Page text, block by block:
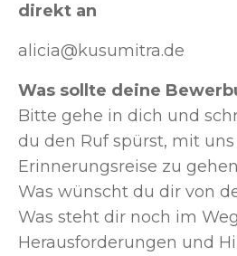
direkt an
alicia@kusumitra.de
Was sollte deine
Bitte gehe in dich und
du den Ruf spürst, mit
Erinnerungsreise zu
Was wünscht du dir von
Was steht dir noch im
Herausforderungen und